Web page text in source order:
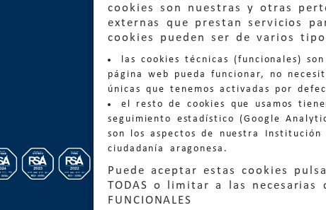
cookies son nuestras y otras
externas que prestan servicios
cookies pueden ser de varios
las cookies técnicas (funcionales)
página web pueda funcionar, no
únicas que tenemos activadas por
el resto de cookies que usamos
seguimiento estadístico (Google
son los aspectos de nuestra
ciudadanía aragonesa.
Puede aceptar estas cookies
TODAS o limitar a las necesarias
FUNCIONALES
Quejas:
Información general:
Teléfonos: 900 210 210